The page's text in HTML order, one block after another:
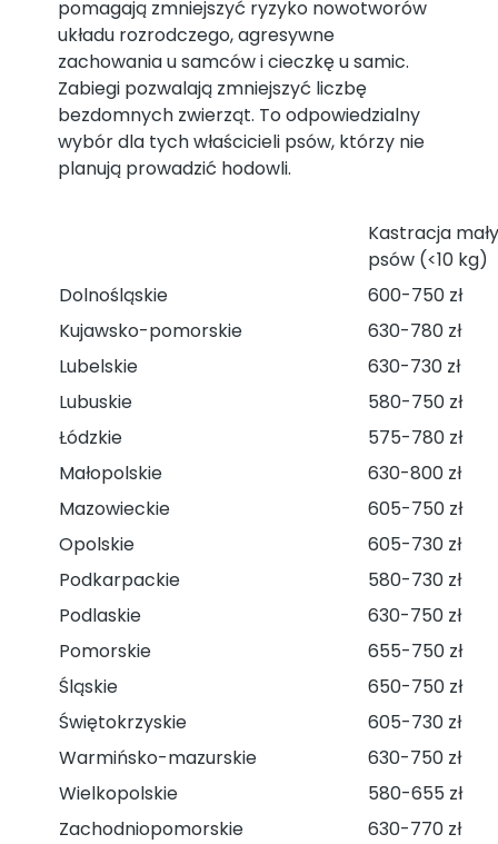
pomagają zmniejszyć ryzyko nowotworów
układu rozrodczego, agresywne
zachowania u samców i cieczkę u samic.
Zabiegi pozwalają zmniejszyć liczbę
bezdomnych zwierząt. To odpowiedzialny
wybór dla tych właścicieli psów, którzy nie
planują prowadzić hodowli.
Kastracja
psów (<10 kg)
Dolnośląskie
600-750 zł
Kujawsko-pomorskie
630-780 zł
Lubelskie
630-730 zł
Lubuskie
580-750 zł
Łódzkie
575-780 zł
Małopolskie
630-800 zł
Mazowieckie
605-750 zł
Opolskie
605-730 zł
Podkarpackie
580-730 zł
Podlaskie
630-750 zł
Pomorskie
655-750 zł
Śląskie
650-750 zł
Świętokrzyskie
605-730 zł
Warmińsko-mazurskie
630-750 zł
Wielkopolskie
580-655 zł
Zachodniopomorskie
630-770 zł